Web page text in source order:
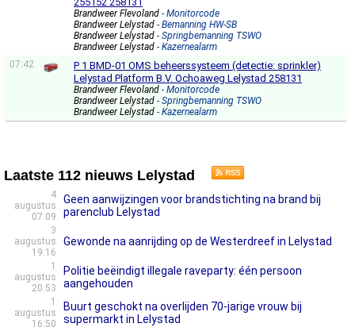
Brandweer Flevoland - Monitorcode
Brandweer Lelystad - Bemanning HW-SB
Brandweer Lelystad - Springbemanning TSWO
Brandweer Lelystad - Kazernealarm
07:42
P 1 BMD-01 OMS beheerssysteem (detectie: sprinkler)
Lelystad Platform B.V. Ochoaweg Lelystad 258131
Brandweer Flevoland - Monitorcode
Brandweer Lelystad - Springbemanning TSWO
Brandweer Lelystad - Kazernealarm
Laatste 112 nieuws Lelystad
4
augustus
07:09
Geen aanwijzingen voor brandstichting na brand bij
parenclub Lelystad
3
augustus
19:16
Gewonde na aanrijding op de Westerdreef in Lelystad
1
augustus
20:53
Politie beëindigt illegale raveparty: één persoon
aangehouden
1
augustus
16:50
Buurt geschokt na overlijden 70-jarige vrouw bij
supermarkt in Lelystad